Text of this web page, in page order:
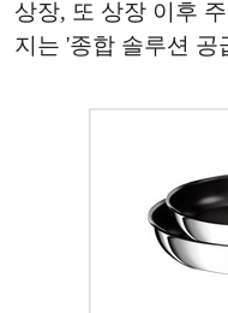
상장, 또 상장 이후
지는 '종합 솔루션 공